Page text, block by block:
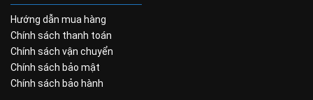
Hướng dẫn mua hàng
Chính sách thanh toán
Chính sách vận chuyển
Chính sách bảo mật
Chính sách bảo hành